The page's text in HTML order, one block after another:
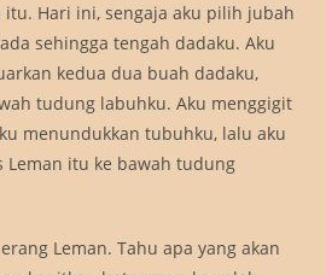
Hari ini, sengaja aku pilih jubah
sehingga tengah dadaku. Aku
kedua dua buah dadaku,
tudung labuhku. Aku menggigit
menundukkan tubuhku, lalu aku
Leman itu ke bawah tudung
Leman. Tahu apa yang akan